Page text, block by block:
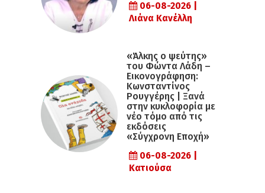
06-08-2026 |
Λιάνα Κανέλλη
«Άλκης ο ψεύτης»
του Φώντα Λάδη –
Εικονογράφηση:
Κωνσταντίνος
Ρουγγέρης | Ξανά
στην κυκλοφορία με
νέο τόμο από τις
εκδόσεις
«Σύγχρονη Εποχή»
06-08-2026 |
Κατιούσα